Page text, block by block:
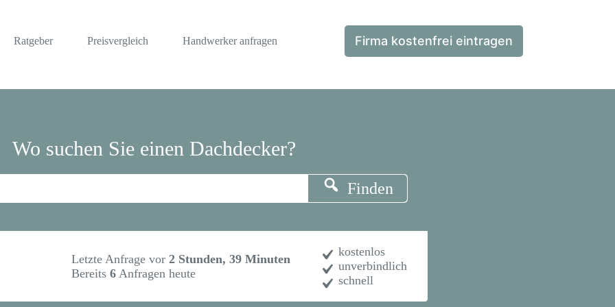
Ratgeber
Preisvergleich Handwerker anfragen Firma kostenfrei eintragen
Wo suchen Sie einen Dachdecker?
Finden
Letzte Anfrage vor 2 Stunden, 39 Minuten
Bereits 6Anfragen heute
kostenlos
unverbindlich
schnell